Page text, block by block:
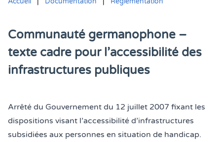
Communauté germanophone –
texte cadre pour l’accessibilité des
infrastructures publiques
Arrêté du Gouvernement du 12 juillet 2007 fixant les
dispositions visant l’accessibilité d’infrastructures
subsidiées aux personnes en situation de handicap.